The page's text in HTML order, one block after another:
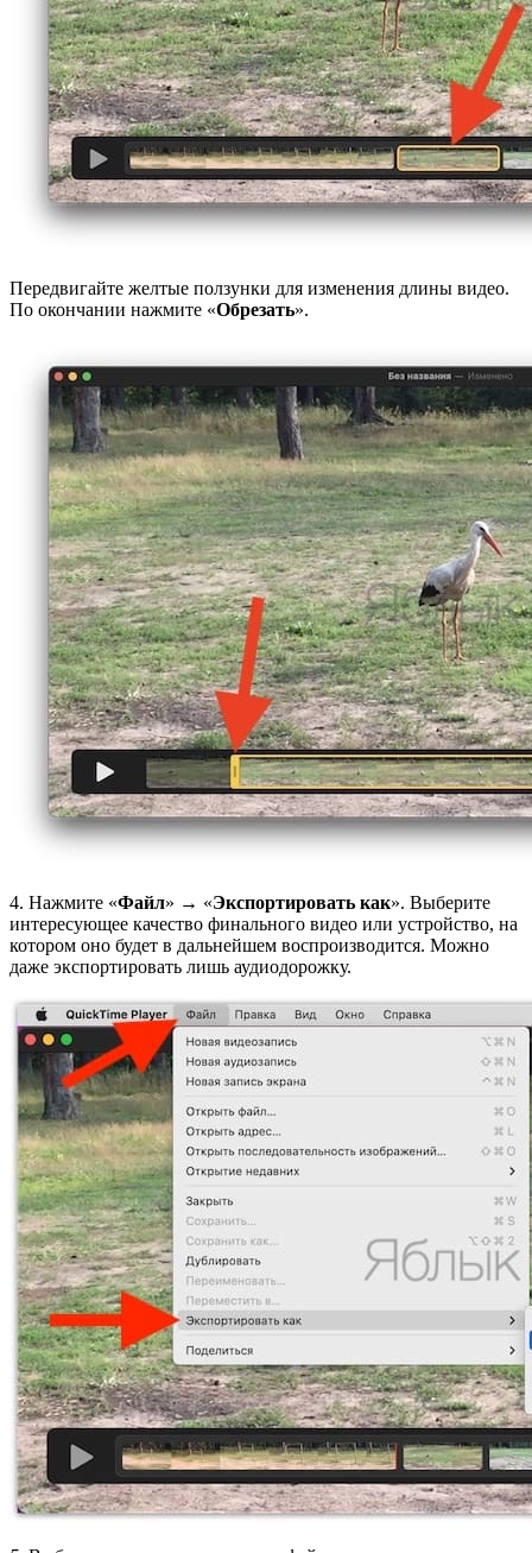
Передвигайте желтые ползунки для изменения длины видео.
По окончании нажмите «Обрезать».
4. Нажмите «Файл» → «Экспортировать как». Выберите
интересующее качество финального видео или устройство, на
котором оно будет в дальнейшем воспроизводится. Можно
даже экспортировать лишь аудиодорожку.